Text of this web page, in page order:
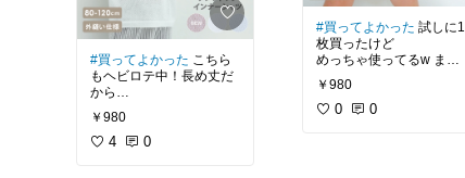
#買ってよかった こちら
もヘビロテ中！長め丈だ
から
しい😊
￥980
4 0
#買ってよかった 試しに1
枚買ったけど
めっちゃ使ってるw まだ
まだ残暑だろうから
買い足そうかな💡
￥980
0 0